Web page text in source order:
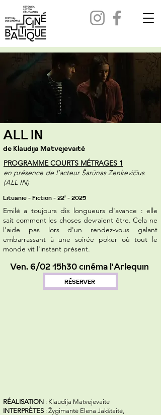
ALL IN
de Klaudija Matvejevaitė
PROGRAMME COURTS MÉTRAGES 1
en présence de l’acteur Šarūnas Zenkevičius
(ALL IN)
Lituanie - Fiction - 22' - 2025
Emilė a toujours dix longueurs d'avance : elle
sait comment les choses devraient être. Cela ne
l'aide pas lors d'un rendez-vous galant
embarrassant à une soirée poker où tout le
monde vit l'instant présent.
Ven. 6/02 15h30 cinéma l'Arlequin
RÉSERVER
RÉALISATION : Klaudija Matvejevaitė
INTERPRÈTES : Žygimantė Elena Jakštaitė,